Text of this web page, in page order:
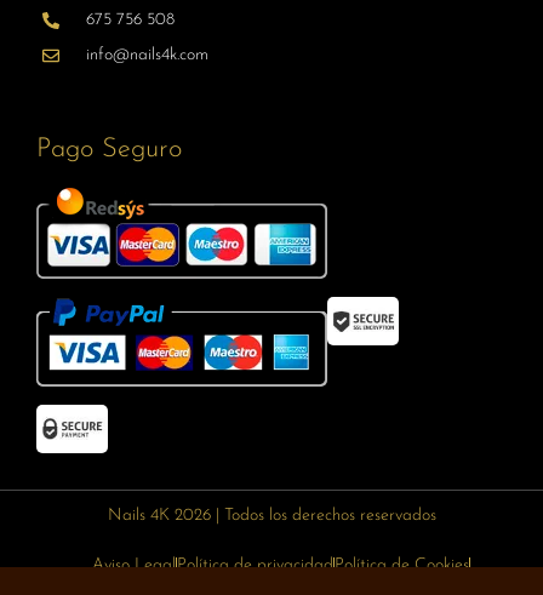
675 756 508
info@nails4k.com
Pago Seguro
Nails 4K 2026 | Todos los derechos reservados
Aviso LegalPolítica de privacidadPolítica de Cookies